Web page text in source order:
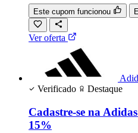
Este cupom funcionou
Ver oferta
Verificado
Destaque
Cadastre-se na
15%